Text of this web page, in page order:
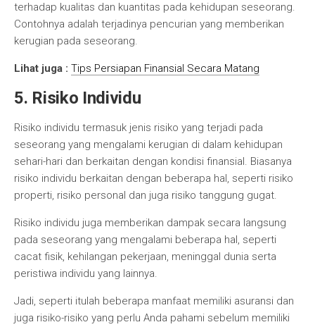
terhadap kualitas dan kuantitas pada kehidupan seseorang.
Contohnya adalah terjadinya pencurian yang memberikan
kerugian pada seseorang.
Lihat juga : Tips Persiapan Finansial Secara Matang
5. Risiko Individu
Risiko individu termasuk jenis risiko yang terjadi pada
seseorang yang mengalami kerugian di dalam kehidupan
sehari-hari dan berkaitan dengan kondisi finansial. Biasanya
risiko individu berkaitan dengan beberapa hal, seperti risiko
properti, risiko personal dan juga risiko tanggung gugat.
Risiko individu juga memberikan dampak secara langsung
pada seseorang yang mengalami beberapa hal, seperti
cacat fisik, kehilangan pekerjaan, meninggal dunia serta
peristiwa individu yang lainnya.
Jadi, seperti itulah beberapa manfaat memiliki asuransi dan
juga risiko-risiko yang perlu Anda pahami sebelum memiliki